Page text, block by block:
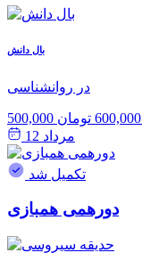
بال دانش
در روانشناسی
600,000 تومان
مرداد 12
تکمیل شد
دورهمی همبازی